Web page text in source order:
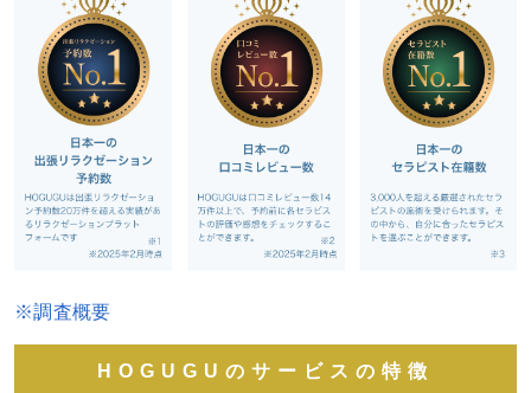
※調査概要
HOGUGUのサービスの特徴